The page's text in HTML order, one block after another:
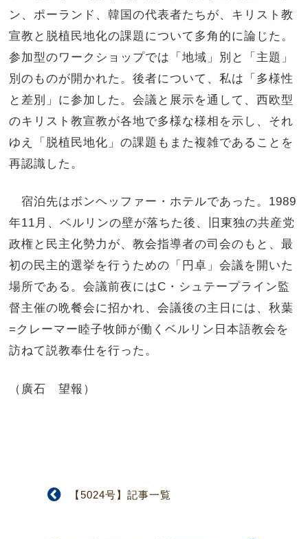
ン、ポーランド、韓国の代表者たちが、キリスト教
宣教と脱植民地化の課題について多角的に論じた。
参加型のワークショップでは「地域」別と「主題」
別のものが開かれた。後者について、私は「多様性
と差別」に参加した。会議と展示を通して、西欧型
のキリスト教宣教が各地で多様な様相を示し、それ
ゆえ「脱植民地化」の課題もまた複雑であることを
再認識した。
宿泊先はボンヘッファー・ホテルであった。1989
年11月、ベルリンの壁が落ちた後、旧東独の共産党
政権と民主化勢力が、教会指導者の司会のもと、最
初の民主的選挙を行うための「円卓」会議を開いた
場所である。会議前夜にはC・シュテープライン監
督主催の晩餐会に招かれ、会議後の主日には、秋葉
=クレーマー睦子牧師が働くベルリン日本語教会を
訪ねて説教奉仕を行った。
（廣石 望報）
【5024号】記事一覧